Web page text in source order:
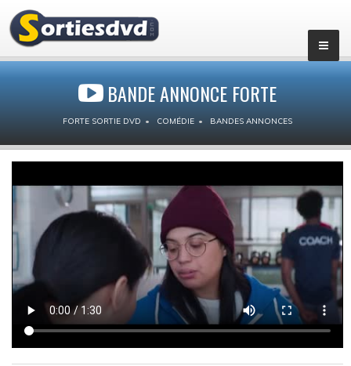
BANDE ANNONCE FORTE
FORTE SORTIE DVD COMÉDIE BANDES ANNONCES